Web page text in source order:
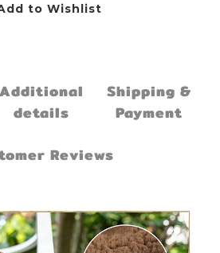
to Wishlist
Additional
details
Shipping &
Payment
Reviews